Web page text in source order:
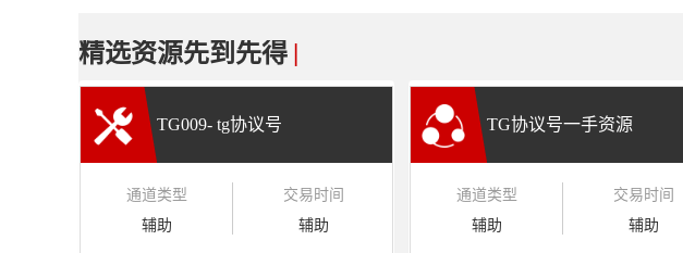
精选资源先到先得 |
TG009- tg协议号
通道类型
辅助
交易时间
辅助
TG协议号一手资源
通道类型
辅助
交易时间
辅助